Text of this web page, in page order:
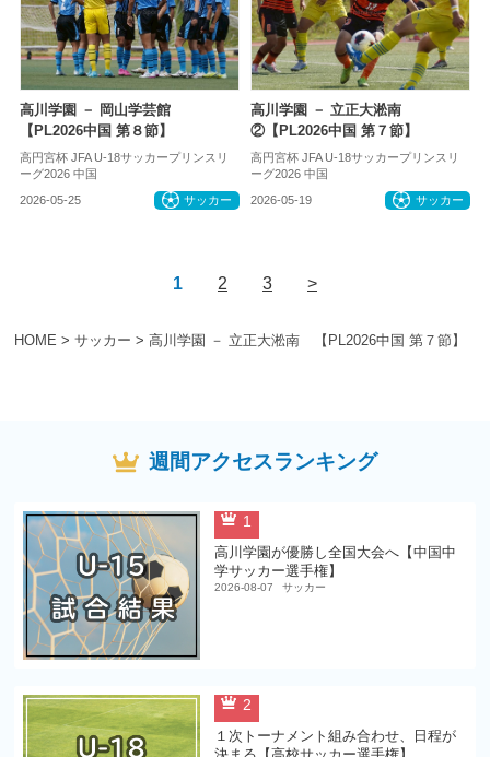
HOME > サッカー > 高川学園 － 立正大淞南 【PL2026中国 第７節】
高川学園 － 岡山学芸館
【PL2026中国 第８節】
高円宮杯 JFA U-18サッカープリンスリ
ーグ2026 中国
2026-05-25 サッカー
高川学園 － 立正大淞南
②【PL2026中国 第７節】
高円宮杯 JFA U-18サッカープリンスリ
ーグ2026 中国
2026-05-19 サッカー
1 2 3 >
週間アクセスランキング
1
高川学園が優勝し全国大会へ【中国中
学サッカー選手権】
2026-08-07 サッカー
2
１次トーナメント組み合わせ、日程が